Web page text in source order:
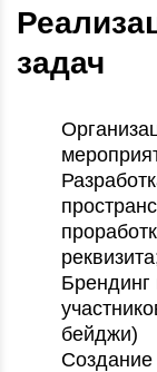
задач
Брендинг
бейджи)
Создание